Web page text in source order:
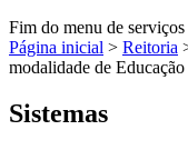
Fim do menu de serviços
Página inicial > Reitoria
modalidade de
Sistemas